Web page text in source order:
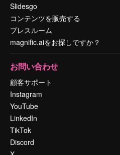
Slidesgo
コンテンツを販売する
プレスルーム
magnific.aiをお探しですか？
お問い合わせ
顧客サポート
Instagram
YouTube
LinkedIn
TikTok
Discord